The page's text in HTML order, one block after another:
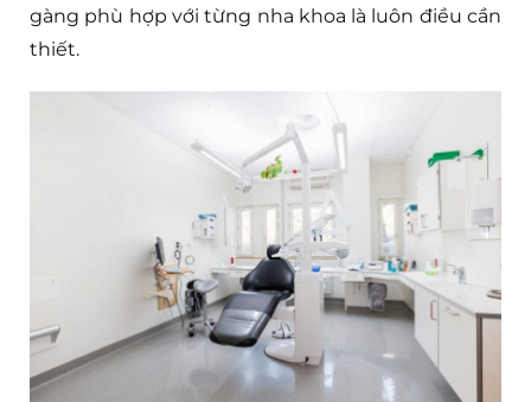
gàng phù hợp với từng nha khoa là luôn điều cần
thiết.